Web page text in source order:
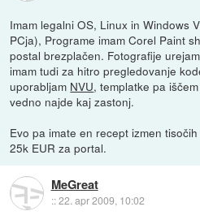
Imam legalni OS, Linux in Windows
PCja), Programe imam Corel Paint
postal brezplačen. Fotografije
imam tudi za hitro pregledovanje
uporabljam NVU, templatke pa
vedno najde kaj zastonj.
Evo pa imate en recept izmen
25k EUR za portal.
MeGreat
::22. apr 2009, 10:02